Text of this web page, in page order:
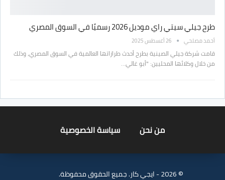
طرح جيلي سيتي راي موديل 2026 رسميًا في السوق المصري
أحمد مصلحي 26 أغسطس 2025
قامت شركة جيلي الصينية بطرح أحدث طرازاتها العالمية في السوق المصري، وذلك
من خلال وكلائها المحليين: "أبو غالي…
من نحن سياسة الخصوصية
© 2026 - ايجي كار. جميع الحقوق محفوظة.